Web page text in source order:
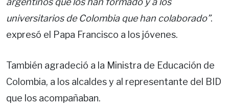
universitarios de Colombia que han colaborado”.
expresó el Papa Francisco a los jóvenes.
También agradeció a la Ministra de Educación de
Colombia, a los alcaldes y al representante del BID
que los acompañaban.